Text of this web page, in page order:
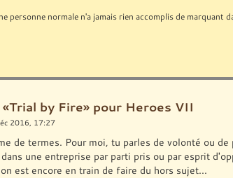
personne normale n'a jamais rien accomplis de marquant
by Fire» pour Heroes VII
2016, 17:27
de termes. Pour moi, tu parles de volonté ou
une entreprise par parti pris ou par esprit
est encore en train de faire du hors sujet...